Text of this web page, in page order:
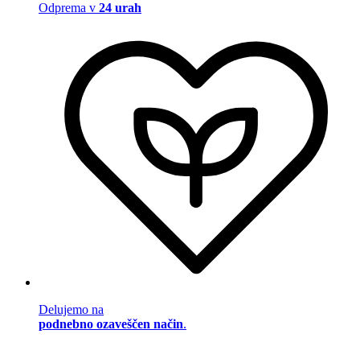
Odprema v 24 urah
Delujemo na
podnebno ozaveščen način.